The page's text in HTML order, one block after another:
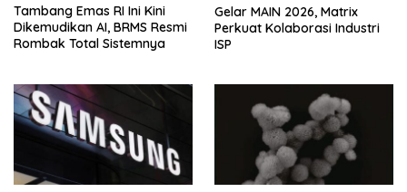
Tambang Emas RI Ini Kini
Dikemudikan AI, BRMS Resmi
Rombak Total Sistemnya
Gelar MAIN 2026, Matrix
Perkuat Kolaborasi Industri
ISP